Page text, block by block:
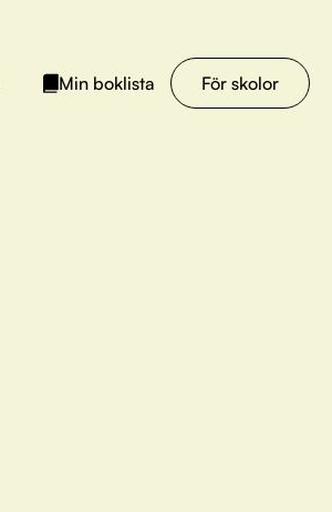
Min boklista För skolor